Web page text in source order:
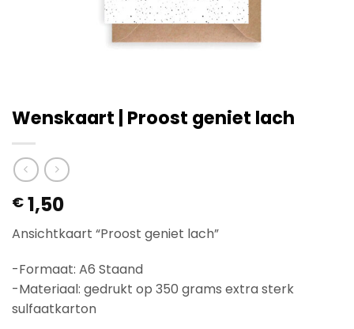
Wenskaart | Proost geniet lach
€ 1,50
Ansichtkaart “Proost geniet lach”
-Formaat: A6 Staand
-Materiaal: gedrukt op 350 grams extra sterk
sulfaatkarton